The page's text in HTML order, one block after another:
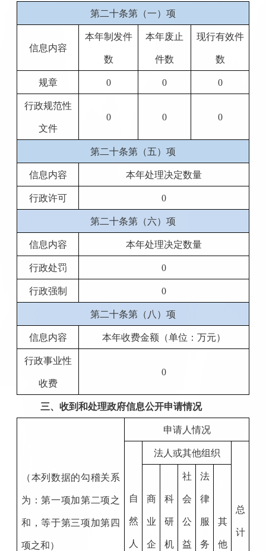
第二十条第（一）项
信息内容
本年制发件
数
本年废止
件数
现行有效件
数
规章 0 0 0
行政规范性
文件
0 0 0
第二十条第（五）项
信息内容 本年处理决定数量
行政许可 0
第二十条第（六）项
信息内容 本年处理决定数量
行政处罚 0
行政强制 0
第二十条第（八）项
信息内容 本年收费金额（单位：万元）
行政事业性
收费
0
三、收到和处理政府信息公开申请情况
（本列数据的勾稽关系
为：第一项加第二项之
和，等于第三项加第四
项之和）
申请人情况
自
然
人
法人或其他组织
总
计
商
业
企
科
研
机
社
会
公
益
法
律
服
务
其
他